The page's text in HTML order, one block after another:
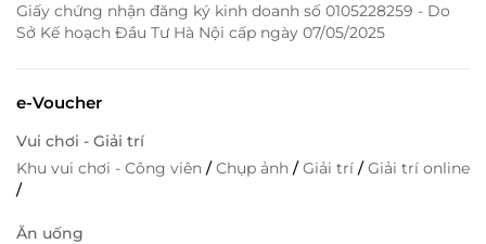
Giấy chứng nhận đăng ký kinh doanh số 0105228259 - Do
Sở Kế hoạch Đầu Tư Hà Nội cấp ngày 07/05/2025
e-Voucher
Vui chơi - Giải trí
Khu vui chơi - Công viên /Chụp ảnh /Giải trí /Giải trí online
/
Ăn uống